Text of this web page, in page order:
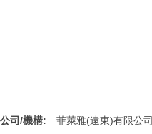
公司/機構: 菲萊雅(遠東)有限公司